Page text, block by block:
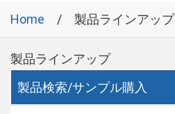
Home 製品ラインアップ
製品ラインアップ
製品検索/サンプル購入